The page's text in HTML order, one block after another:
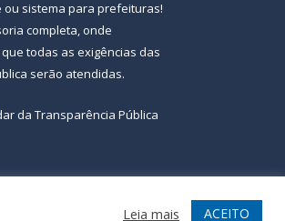
ou sistema para prefeituras!
completa, onde
todas as exigências das
serão atendidas.
da Transparência Pública
Acessar Webmail
Leia mais ACEITO